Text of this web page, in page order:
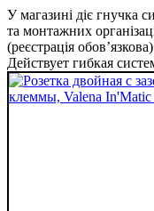
У магазині діє гнучка
та монтажних
(реєстрація
Действует гибкая